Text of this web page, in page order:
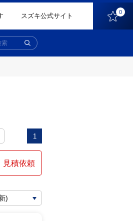
スズキ公式サイト 0
1
見積依頼